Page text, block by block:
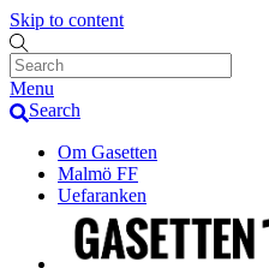
Skip to content
Menu
Search
Om Gasetten
Malmö FF
Uefaranken